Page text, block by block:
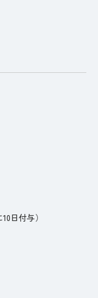
日付与）